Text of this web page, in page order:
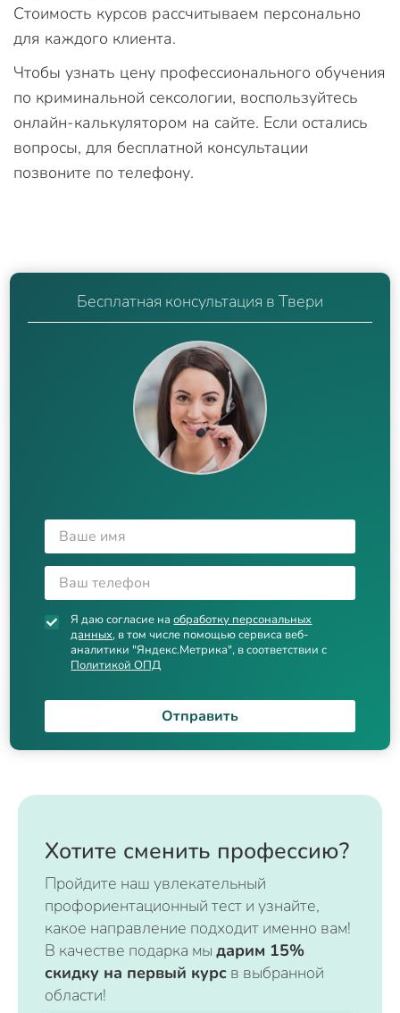
Стоимость курсов рассчитываем персонально
для каждого клиента.
Чтобы узнать цену профессионального обучения
по криминальной сексологии, воспользуйтесь
онлайн-калькулятором на сайте. Если остались
вопросы, для бесплатной консультации
позвоните по телефону.
Бесплатная консультация в Твери
Я даю согласие наобработку персональных
данных, в том числе помощью сервиса веб-
аналитики "Яндекс.Метрика", в соответствии с
Политикой ОПД
Отправить
Хотите сменить профессию?
Пройдите наш увлекательный
профориентационный тест и узнайте,
какое направление подходит именно вам!
В качестве подарка мы дарим 15%
скидку на первый курс в выбранной
области!